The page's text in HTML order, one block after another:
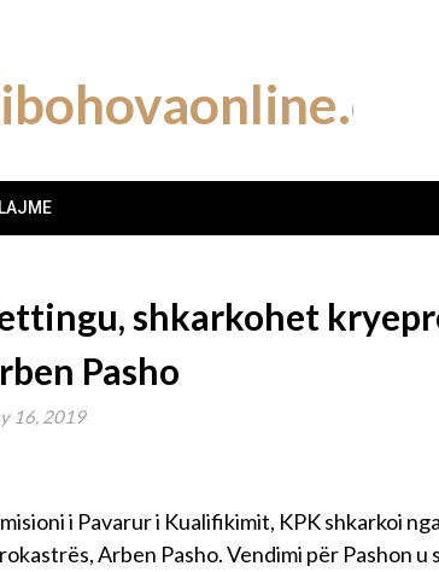
LAJME
shkarkohet
Pasho
16, 2019
i Pavarur i Kualifikimit, KPK shkarkoi
Arben Pasho. Vendimi për Pashon